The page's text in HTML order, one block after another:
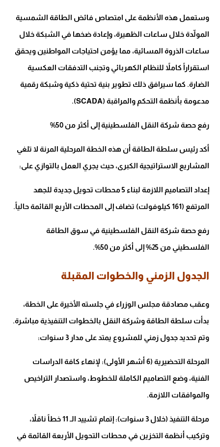
وستعمل هذه الأنظمة على امتصاص فائض الطاقة الشمسية
المولّدة خلال ساعات الظهيرة، وإعادة ضخها في الشبكة خلال
ساعات الذروة المسائية، مما يؤمن احتياجات المواطنين ويحقق
استقراراً كاملاً للنظام الكهربائي وتجنب التدفقات العكسية
الضارة. كما سيرافق ذلك تطوير بنية تحتية ذكية وشبكة رقمية
مدعومة بأنظمة التحكم والمراقبة (SCADA).
رفع حصة شركة النقل الفلسطينية إلى أكثر من 50%
أكد رئيس سلطة الطاقة أن هذه الخطة المرحلية المرنة لا تلغي
المشاريع الاستراتيجية الكبرى، حيث يجري العمل بالتوازي على:
إعداد التصاميم اللازمة لبناء 5 محطات تحويل جديدة للجهد
المرتفع (161 كيلوفولت) تضاف إلى المحطات الأربع القائمة حالياً.
رفع حصة شركة النقل الفلسطينية في سوق الطاقة
الفلسطيني من 25% إلى أكثر من 50%.
الجدول الزمني والخطوات المقبلة
وعقب مصادقة مجلس الوزراء في جلسته الأخيرة على الخطة،
بدأت سلطة الطاقة وشركة النقل بالخطوات التنفيذية مباشرة.
وتم تحديد جدول زمني للمشروع يمتد على مدار 3 سنوات:
المرحلة التحضيرية (6 أشهر الأولى): لإنهاء كافة الدراسات
الفنية، وضع التصاميم الكاملة للخطوط، واستصدار التراخيص
والموافقات اللازمة.
مرحلة التنفيذ (خلال 3 سنوات): إتمام تشييد الـ 11 خطاً ناقلاً،
وتركيب أنظمة التخزين في محطات التحويل الأربعة القائمة في